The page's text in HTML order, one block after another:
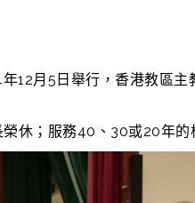
12月5日舉行，香港教區
休；服務40、30或20年